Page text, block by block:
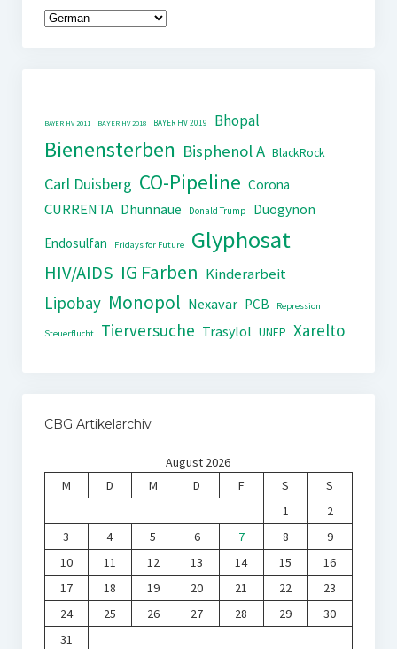
BAYER HV 2011 BAYER HV 2018 BAYER HV 2019 Bhopal
Bienensterben Bisphenol A BlackRock
Carl Duisberg CO-Pipeline Corona
CURRENTA Dhünnaue Donald Trump
Duogynon
Endosulfan
Fridays for Future Glyphosat
HIV/AIDS IG Farben Kinderarbeit
Lipobay Monopol Nexavar PCB Repression
Steuerflucht Tierversuche Trasylol UNEP Xarelto
CBG Artikelarchiv
August 2026
M
D M D F S
S
1
2
3
4 5 6 7 8
9
10
11 12 13 14 15
16
17
18 19 20 21 22
23
24
25 26 27 28 29
30
31